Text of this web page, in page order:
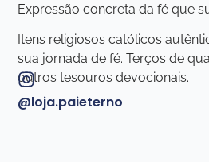
Expressão concreta da fé que
Itens religiosos católicos
sua jornada de fé. Terços de
outros tesouros devocionais.
@loja.paieterno